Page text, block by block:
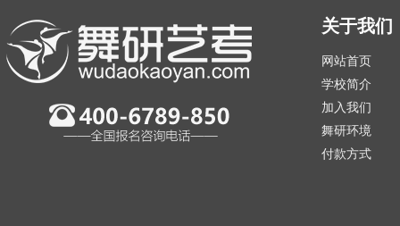
关于我们
网站首页
学校简介
加入我们
舞研环境
付款方式